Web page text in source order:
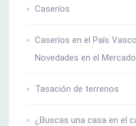
Caseríos
Caseríos en el País
Novedades en el
Tasación de terrenos
¿Buscas una casa en el